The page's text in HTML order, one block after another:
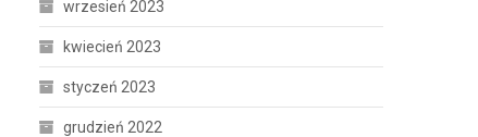
wrzesień 2023
kwiecień 2023
styczeń 2023
grudzień 2022